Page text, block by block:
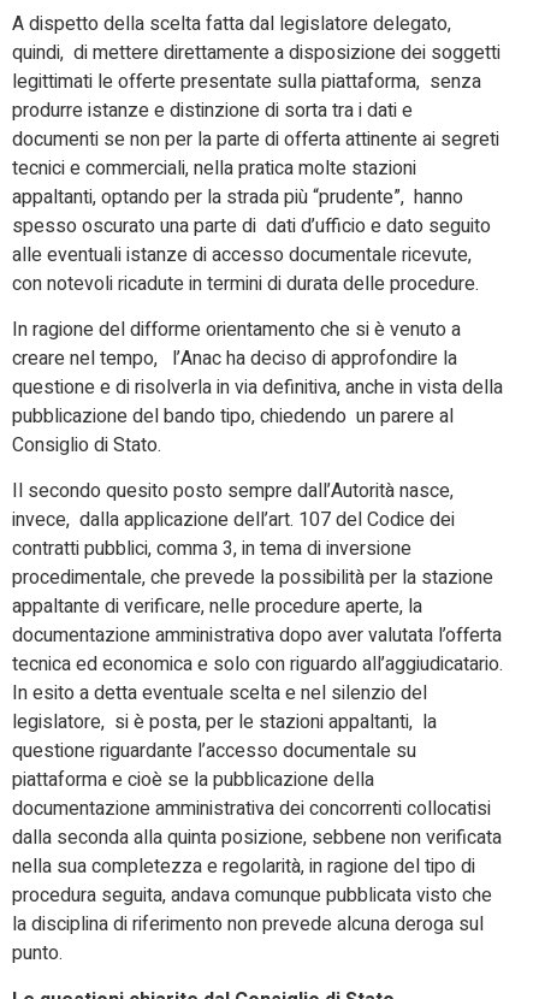
A dispetto della scelta fatta dal legislatore delegato,
quindi, di mettere direttamente a disposizione dei soggetti
legittimati le offerte presentate sulla piattaforma, senza
produrre istanze e distinzione di sorta tra i dati e
documenti se non per la parte di offerta attinente ai segreti
tecnici e commerciali, nella pratica molte stazioni
appaltanti, optando per la strada più “prudente”, hanno
spesso oscurato una parte di dati d’ufficio e dato seguito
alle eventuali istanze di accesso documentale ricevute,
con notevoli ricadute in termini di durata delle procedure.
In ragione del difforme orientamento che si è venuto a
creare nel tempo, l’Anac ha deciso di approfondire la
questione e di risolverla in via definitiva, anche in vista della
pubblicazione del bando tipo, chiedendo un parere al
Consiglio di Stato.
Il secondo quesito posto sempre dall’Autorità nasce,
invece, dalla applicazione dell’art. 107 del Codice dei
contratti pubblici, comma 3, in tema di inversione
procedimentale, che prevede la possibilità per la stazione
appaltante di verificare, nelle procedure aperte, la
documentazione amministrativa dopo aver valutata l’offerta
tecnica ed economica e solo con riguardo all’aggiudicatario.
In esito a detta eventuale scelta e nel silenzio del
legislatore, si è posta, per le stazioni appaltanti, la
questione riguardante l’accesso documentale su
piattaforma e cioè se la pubblicazione della
documentazione amministrativa dei concorrenti collocatisi
dalla seconda alla quinta posizione, sebbene non verificata
nella sua completezza e regolarità, in ragione del tipo di
procedura seguita, andava comunque pubblicata visto che
la disciplina di riferimento non prevede alcuna deroga sul
punto.